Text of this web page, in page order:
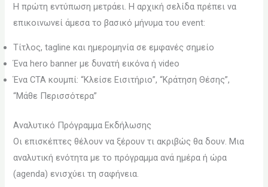
Η πρώτη εντύπωση μετράει. Η αρχική σελίδα πρέπει να
επικοινωνεί άμεσα το βασικό μήνυμα του event:
Τίτλος, tagline και ημερομηνία σε εμφανές σημείο
Ένα hero banner με δυνατή εικόνα ή video
Ένα CTA κουμπί: “Κλείσε Εισιτήριο”, “Κράτηση Θέσης”,
“Μάθε Περισσότερα”
Αναλυτικό Πρόγραμμα Εκδήλωσης
Οι επισκέπτες θέλουν να ξέρουν τι ακριβώς θα δουν. Μια
αναλυτική ενότητα με το πρόγραμμα ανά ημέρα ή ώρα
(agenda) ενισχύει τη σαφήνεια.